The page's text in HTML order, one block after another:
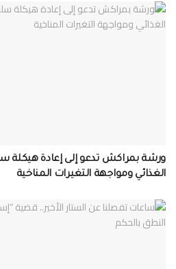
ورشة بمراكش تدعو إلى إعادة هيكلة
الغذائي ومواجهة التغيرات المناخية